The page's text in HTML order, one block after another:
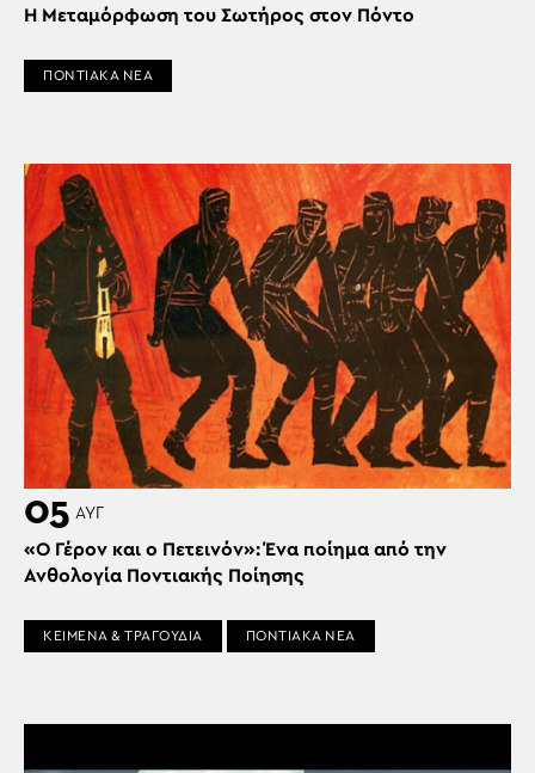
Η Μεταμόρφωση του Σωτήρος στον Πόντο
ΠΟΝΤΙΑΚΑ ΝΕΑ
05 ΑΥΓ
«Ο Γέρον και ο Πετεινόν»: Ένα ποίημα από την
Ανθολογία Ποντιακής Ποίησης
ΚΕΙΜΕΝΑ & ΤΡΑΓΟΥΔΙΑ ΠΟΝΤΙΑΚΑ ΝΕΑ